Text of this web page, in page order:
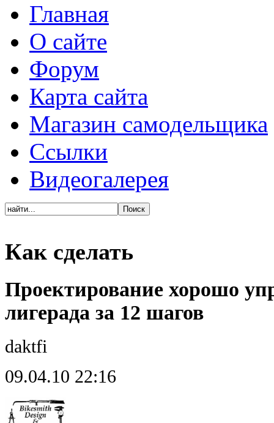
Главная
О сайте
Форум
Карта сайта
Магазин самодельщика
Ссылки
Видеогалерея
Как сделать
Проектирование хорошо
лигерада за 12 шагов
daktfi
09.04.10 22:16